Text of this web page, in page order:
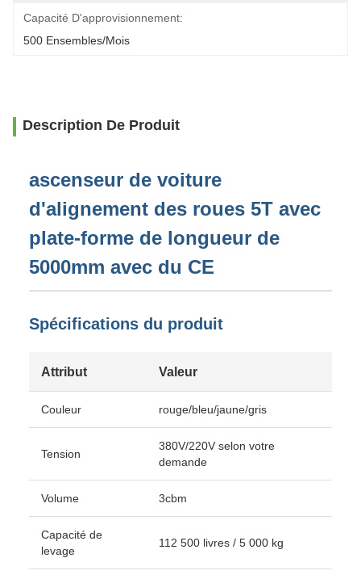
Capacité D'approvisionnement:
500 Ensembles/mois
Description De Produit
ascenseur de voiture
d'alignement des roues 5T avec
plate-forme de longueur de
5000mm avec du CE
Spécifications du produit
Attribut Valeur
Couleur rouge/bleu/jaune/gris
Tension
380V/220V selon votre
demande
Volume 3cbm
Capacité de
levage
112 500 livres / 5 000 kg